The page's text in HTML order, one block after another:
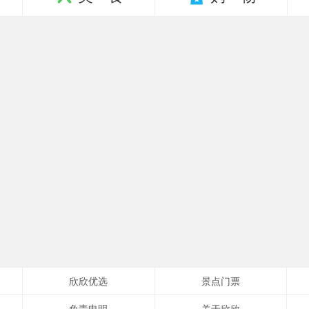
欣欣优选 景点门票